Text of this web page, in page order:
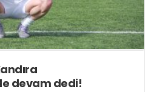
devam dedi!